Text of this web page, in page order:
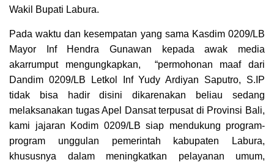
Wakil Bupati Labura.
Pada waktu dan kesempatan yang sama Kasdim 0209/LB
Mayor Inf Hendra Gunawan kepada awak media
akarrumput mengungkapkan, “permohonan maaf dari
Dandim 0209/LB Letkol Inf Yudy Ardiyan Saputro, S.IP
tidak bisa hadir disini dikarenakan beliau sedang
melaksanakan tugas Apel Dansat terpusat di Provinsi Bali,
kami jajaran Kodim 0209/LB siap mendukung program-
program unggulan pemerintah kabupaten Labura,
khususnya dalam meningkatkan pelayanan umum,